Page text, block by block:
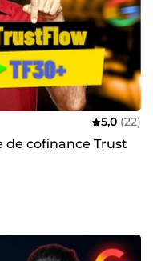
5,0 (22)
de cofinance Trust